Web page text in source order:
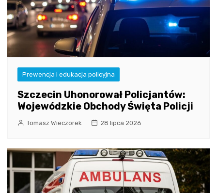
Prewencja i edukacja policyjna
Szczecin Uhonorował Policjantów:
Wojewódzkie Obchody Święta Policji
Tomasz Wieczorek 28 lipca 2026